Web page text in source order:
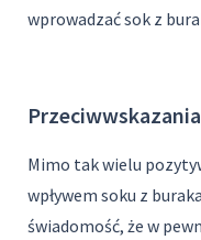
wprowadzać sok z
Mimo tak wielu
wpływem soku z
świadomość, że w